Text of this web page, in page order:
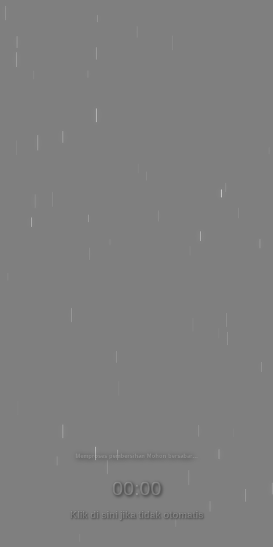
Memproses pembersihan Mohon bersabar
00:00
Klik di sini jika tidak otomatis